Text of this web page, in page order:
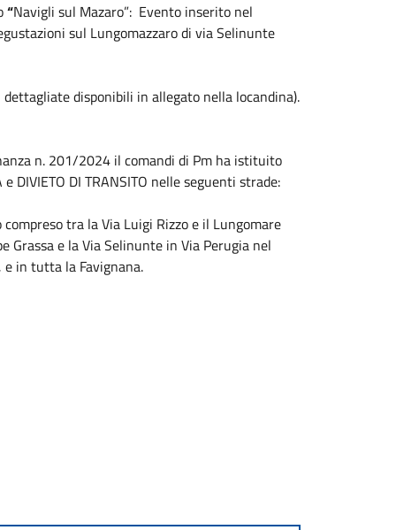
“Navigli sul Mazaro”: Evento inserito nel
sul Lungomazzaro di via Selinunte
disponibili in allegato nella locandina).
n. 201/2024 il comandi di Pm ha istituito
DIVIETO DI TRANSITO nelle seguenti strade:
tra la Via Luigi Rizzo e il Lungomare
Grassa e la Via Selinunte in Via Perugia nel
e in tutta la Favignana.